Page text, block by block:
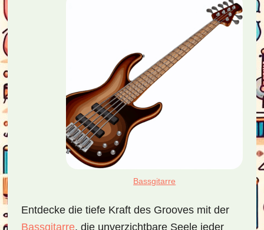
Bassgitarre
Entdecke die tiefe Kraft des Grooves mit der
Bassgitarre, die unverzichtbare Seele jeder